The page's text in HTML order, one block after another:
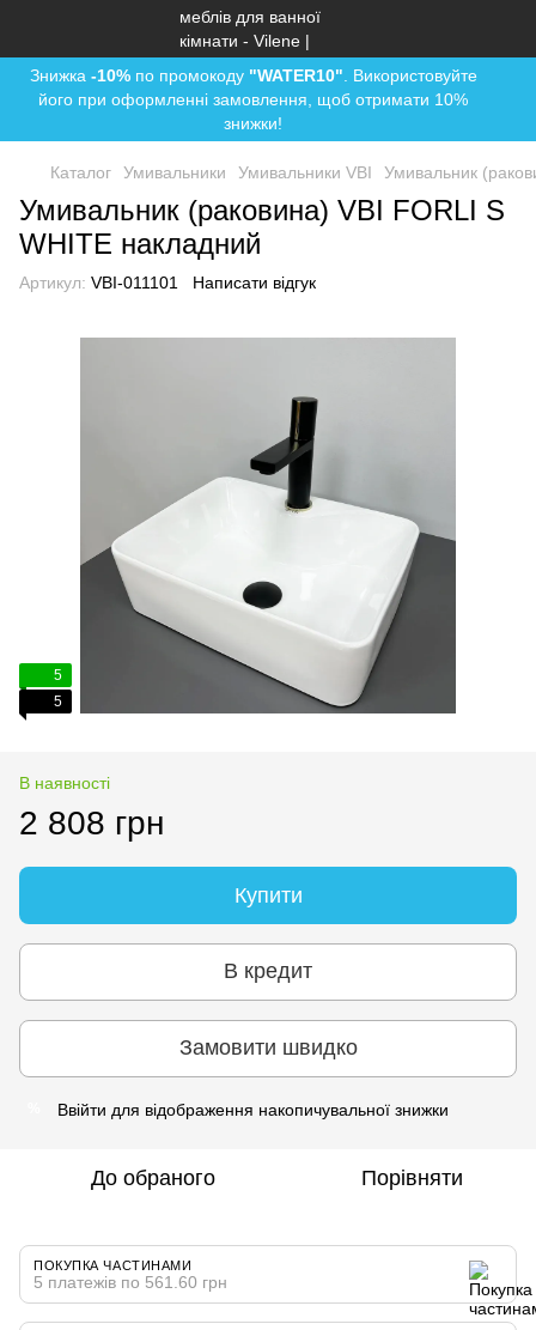
Знижка -10%по промокоду "WATER10" . Використовуйте
його при оформленні замовлення, щоб отримати 10%
знижки!
Каталог Умивальники Умивальники VBI Умивальник
Умивальник (раковина) VBI FORLI S
WHITE накладний
Артикул: VBI-011101 Написати відгук
5
5
В наявності
2 808 грн
Купити
В кредит
Замовити швидко
Ввійти для відображення накопичувальної знижки
До обраного Порівняти
ПОКУПКА ЧАСТИНАМИ
5 платежів по 561.60 грн